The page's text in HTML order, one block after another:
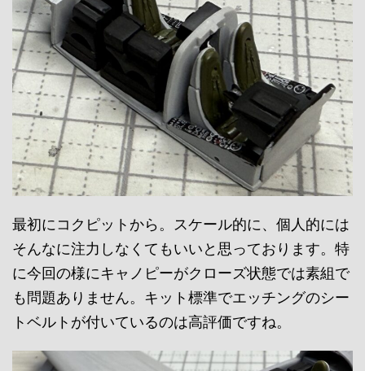
最初にコクピットから。スケール的に、個人的には
そんなに注力しなくてもいいと思っております。特
に今回の様にキャノピーがクローズ状態では素組で
も問題ありません。キット標準でエッチングのシー
トベルトが付いているのは高評価ですね。